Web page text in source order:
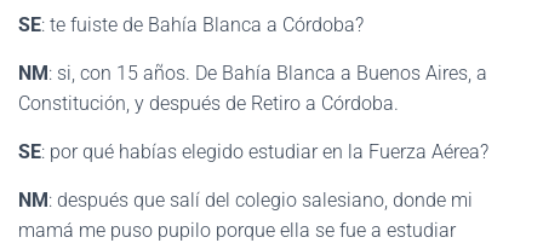
SE: te fuiste de Bahía Blanca a Córdoba?
NM: si, con 15 años. De Bahía Blanca a Buenos Aires, a
Constitución, y después de Retiro a Córdoba.
SE: por qué habías elegido estudiar en la Fuerza Aérea?
NM: después que salí del colegio salesiano, donde mi
mamá me puso pupilo porque ella se fue a estudiar